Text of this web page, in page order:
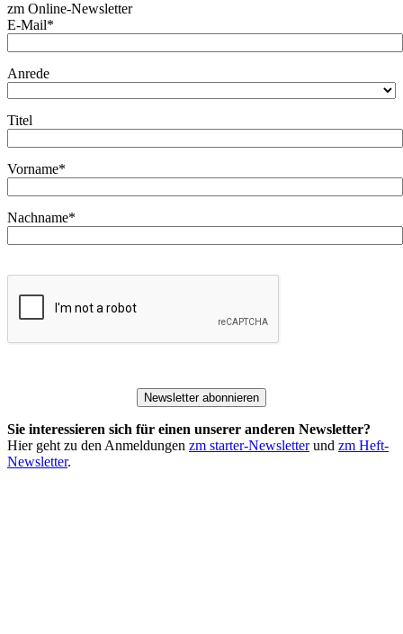
zm Online-Newsletter
E-Mail*
Anrede
Titel
Vorname*
Nachname*
Newsletter abonnieren
Sie interessieren sich für einen unserer anderen Newsletter?
Hier geht zu den Anmeldungen zm starter-Newsletterund zm Heft-
Newsletter.